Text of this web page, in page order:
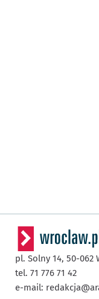
pl. Solny 14, 50-062
tel. 71 776 71 42
e-mail: